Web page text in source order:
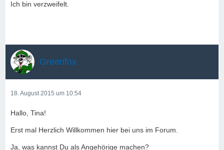
Ich bin verzweifelt.
Greenfox
18. August 2015 um 10:54
Hallo, Tina!
Erst mal Herzlich Willkommen hier bei uns im Forum.
Ja, was kannst Du als Angehörige machen?